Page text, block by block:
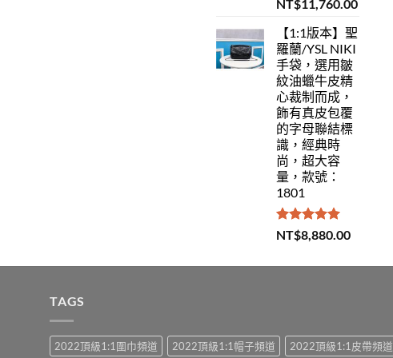
滿分 5
NT$11,760.00
【1:1版本】聖
羅蘭/YSL NIKI
手袋，選用皺
紋油蠟牛皮精
心裁制而成，
飾有真皮包覆
的字母聯結標
識，經典時
尚，超大容
量，款號：
1801
評分 5.00
滿分 5
NT$8,880.00
TAGS
2022頂級1:1圍巾頻道 2022頂級1:1帽子頻道 2022頂級1:1皮帶頻道